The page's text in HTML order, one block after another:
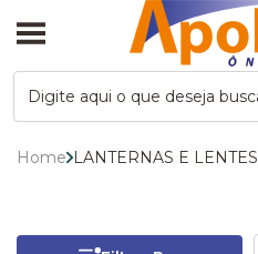
Home LANTERNAS E LENTES